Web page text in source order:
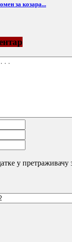
зa кoзaрa...
у претраживачу